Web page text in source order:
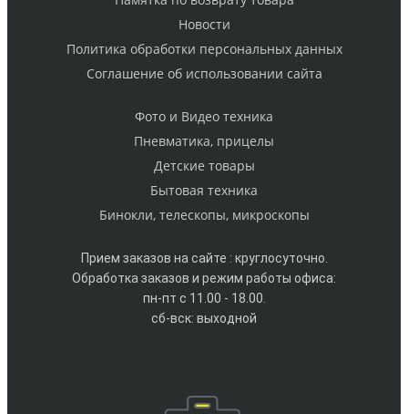
Новости
Политика обработки персональных данных
Cоглашение об использовании сайта
Фото и Видео техника
Пневматика, прицелы
Детские товары
Бытовая техника
Бинокли, телескопы, микроскопы
Прием заказов на сайте : круглосуточно.
Обработка заказов и режим работы офиса:
пн-пт с 11.00 - 18.00.
сб-вск: выходной